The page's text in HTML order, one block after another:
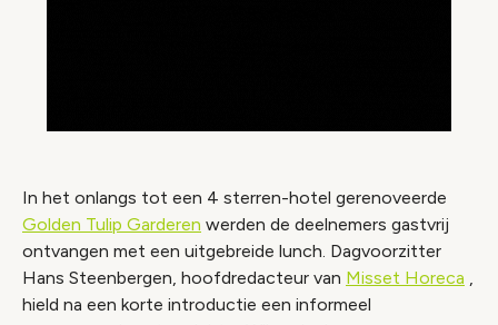
In het onlangs tot een 4 sterren-hotel gerenoveerde
Golden Tulip Garderen werden de deelnemers gastvrij
ontvangen met een uitgebreide lunch. Dagvoorzitter
Hans Steenbergen, hoofdredacteur van Misset Horeca ,
hield na een korte introductie een informeel